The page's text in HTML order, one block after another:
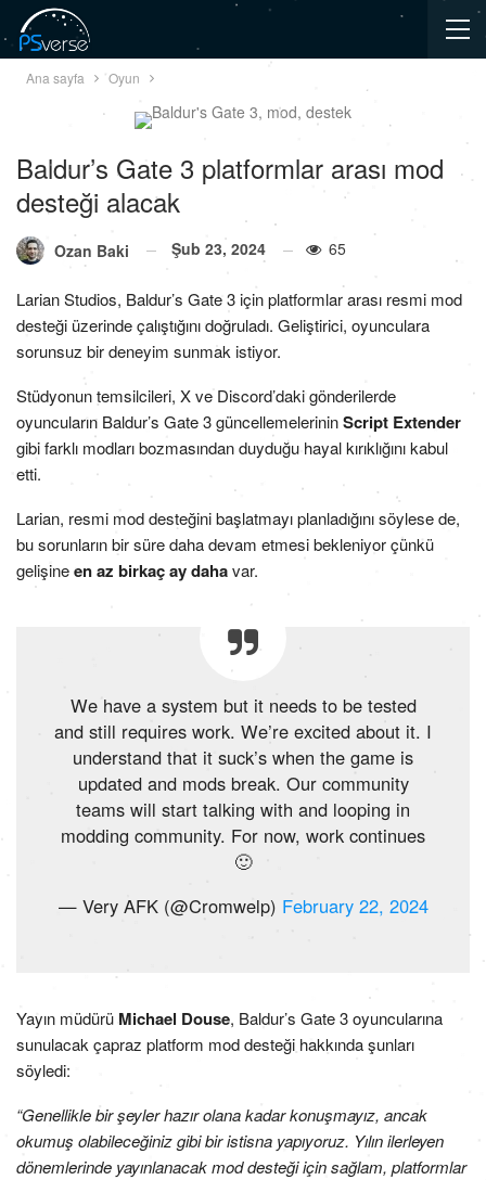
Ana sayfa Oyun
Baldur’s Gate 3 platformlar arası mod
desteği alacak
Ozan Baki Şub 23, 2024 65
Larian Studios, Baldur’s Gate 3 için platformlar arası resmi mod
desteği üzerinde çalıştığını doğruladı. Geliştirici, oyunculara
sorunsuz bir deneyim sunmak istiyor.
Stüdyonun temsilcileri, X ve Discord’daki gönderilerde
oyuncuların Baldur’s Gate 3 güncellemelerininScript Extender
gibi farklı modları bozmasından duyduğu hayal kırıklığını kabul
etti.
Larian, resmi mod desteğini başlatmayı planladığını söylese de,
bu sorunların bir süre daha devam etmesi bekleniyor çünkü
gelişineen az birkaç ay dahavar.
We have a system but it needs to be tested
and still requires work. We’re excited about it. I
understand that it suck’s when the game is
updated and mods break. Our community
teams will start talking with and looping in
modding community. For now, work continues
🙂
— Very AFK (@Cromwelp) February 22, 2024
Yayın müdürü Michael Douse, Baldur’s Gate 3 oyuncularına
sunulacak çapraz platform mod desteği hakkında şunları
söyledi:
“Genellikle bir şeyler hazır olana kadar konuşmayız, ancak
okumuş olabileceğiniz gibi bir istisna yapıyoruz. Yılın ilerleyen
dönemlerinde yayınlanacak mod desteği için sağlam, platformlar